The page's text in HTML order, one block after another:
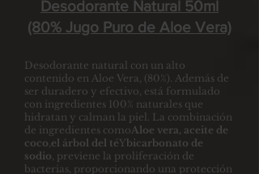
Desodorante Natural 50ml
(80% Jugo Puro de Aloe Vera)
Desodorante natural con un alto
contenido en Aloe Vera, (80%). Además de
ser duradero y efectivo, está formulado
con ingredientes 100% naturales que
hidratan y calman la piel. La combinación
de ingredientes comoAloe vera, aceite de
coco,el árbol del téY bicarbonato de
sodio, previene la proliferación de
bacterias, proporcionando una protección